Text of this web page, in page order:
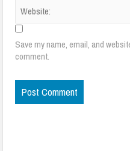
Save my name, email, and
comment.